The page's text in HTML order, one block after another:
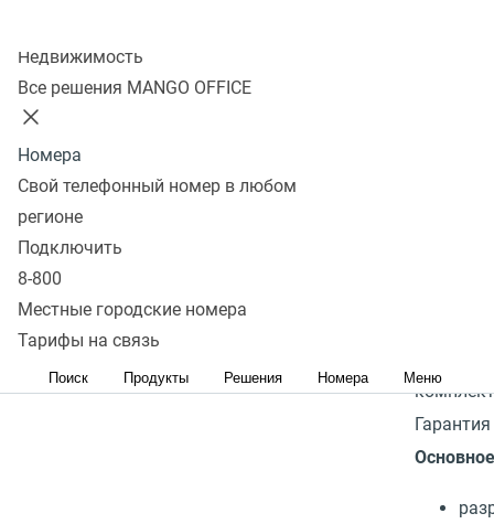
Недвижимость
Все решения MANGO OFFICE
Номера
Свой телефонный номер в любом
регионе
Подключить
8-800
Местные городские номера
Тарифы на связь
Поиск Продукты Решения Номера Меню
26
Перейти в
избранноеПерейти в